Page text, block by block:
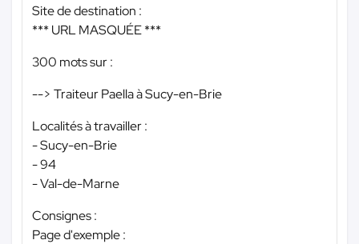
Site de destination :
*** URL MASQUÉE ***
300 mots sur :
--> Traiteur Paella à Sucy-en-Brie
Localités à travailler :
- Sucy-en-Brie
- 94
- Val-de-Marne
Consignes :
Page d'exemple :